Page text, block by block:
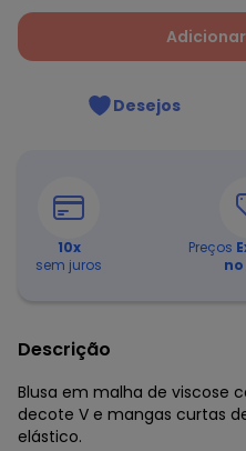
Ganhe 19% OFF Extra em
QUINTESS19. Válido para toda
Desejos
10x
sem juros
Preços
no
Descrição
Blusa em malha de viscose
decote V e mangas curtas
elástico.